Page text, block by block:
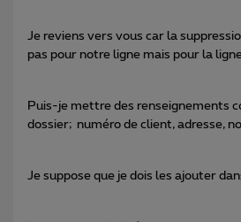
Je reviens vers vous car la
pas pour notre ligne mais pour la
Puis-je mettre des renseignements
dossier; numéro de client, adresse,
Je suppose que je dois les ajouter